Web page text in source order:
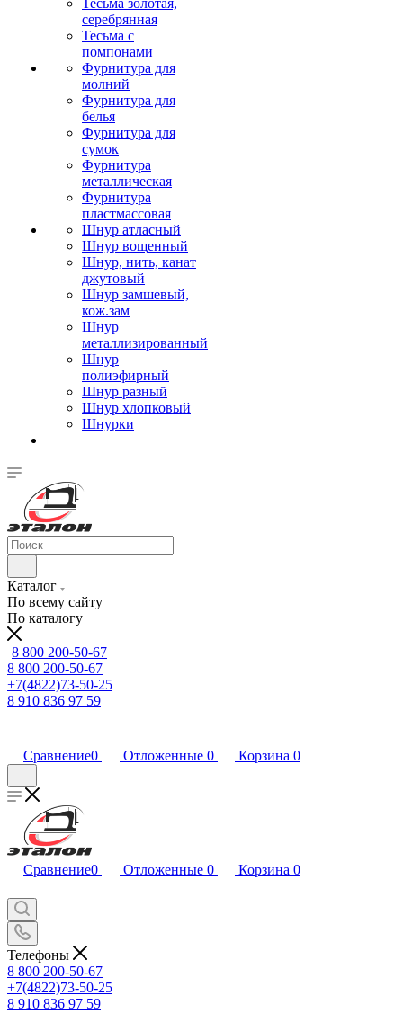
Тесьма золотая,
серебрянная
Тесьма с
помпонами
Фурнитура для
молний
Фурнитура для
белья
Фурнитура для
сумок
Фурнитура
металлическая
Фурнитура
пластмассовая
Шнур атласный
Шнур вощенный
Шнур, нить, канат
джутовый
Шнур замшевый,
кож.зам
Шнур
металлизированный
Шнур
полиэфирный
Шнур разный
Шнур хлопковый
Шнурки
Каталог
По всему сайту
По каталогу
8 800 200-50-67
8 800 200-50-67
+7(4822)73-50-25
8 910 836 97 59
Сравнение0 Отложенные 0 Корзина 0
Сравнение0 Отложенные 0 Корзина 0
Телефоны
8 800 200-50-67
+7(4822)73-50-25
8 910 836 97 59